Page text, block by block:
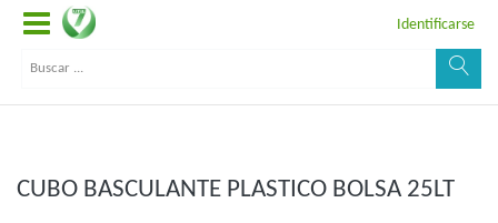
Identificarse
CUBO BASCULANTE PLASTICO BOLSA 25LT